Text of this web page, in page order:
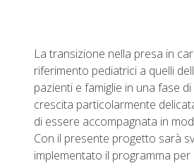
La transizione nella presa in
riferimento pediatrici a quelli
pazienti e famiglie in una fase
crescita particolarmente
di essere accompagnata in
Con il presente progetto sarà
implementato il programma